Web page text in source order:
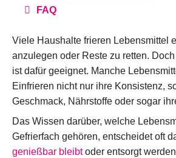
FAQ
Viele Haushalte frieren Lebensmittel
anzulegen oder Reste zu retten.
ist dafür geeignet. Manche
Einfrieren nicht nur ihre Konsistenz,
Geschmack, Nährstoffe oder sogar
Das Wissen darüber, welche
Gefrierfach gehören, entscheidet oft
genießbar bleibtoder entsorgt